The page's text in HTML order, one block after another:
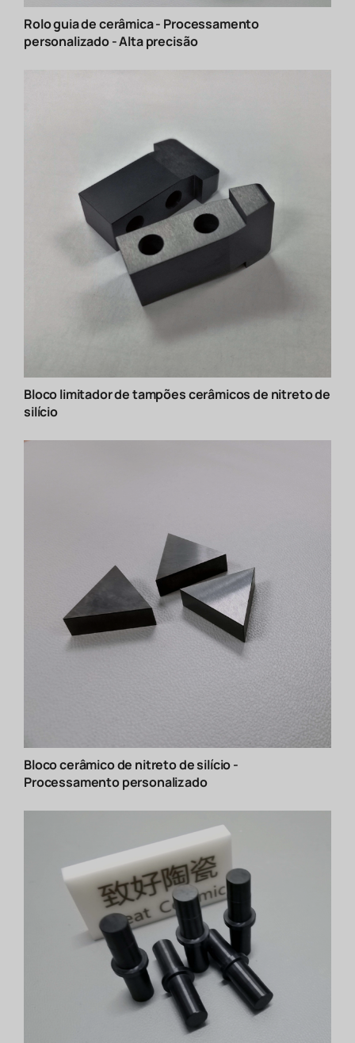
Rolo guia de cerâmica - Processamento
personalizado - Alta precisão
Bloco limitador de tampões cerâmicos de nitreto de
silício
Bloco cerâmico de nitreto de silício -
Processamento personalizado